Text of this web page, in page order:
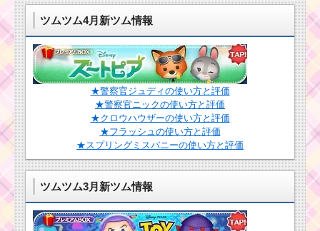
2周年カップケーキイベ
出現率
ツムツム アラジンと魔
法のランプのジャファ
ーに大ダメージを与え
るオススメのツム
万点を稼ぐミッ
ションを攻略す
るツム
青色のツムを使
ってツムを合計
4800個消すならこの3
体
毛のはねたツムを1プ
レイで130個消そうを
攻略する方法
ツム初 LIVE CASTの内
容と見方
ツムツム4月新ツム情報
★警察官ジュディの使い方と評価
★警察官ニックの使い方と評価
★クロウハウザーの使い方と評価
★フラッシュの使い方と評価
★スプリングミスバニーの使い方と評価
ツムツム3月新ツム情報